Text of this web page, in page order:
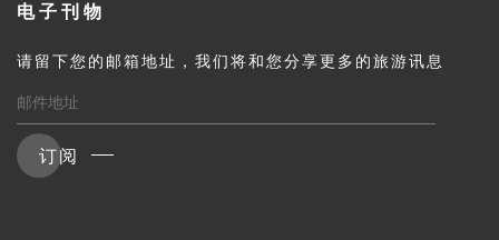
电子刊物
请留下您的邮箱地址，我们将和您分享更多的旅游讯息
订阅